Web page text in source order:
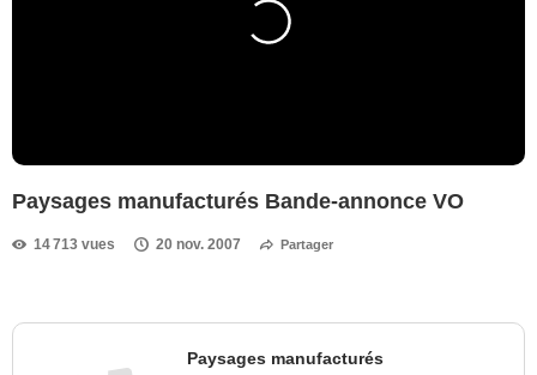
Paysages manufacturés Bande-annonce VO
14 713 vues 20 nov. 2007 Partager
Paysages manufacturés